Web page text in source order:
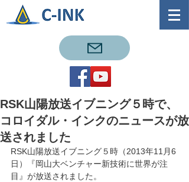
RSK山陽放送イブニング５時で、
コロイダル・インクのニュースが放
送されました
RSK山陽放送イブニング５時（2013年11月6
日）『岡山大ベンチャー新技術に世界が注
目』が放送されました。